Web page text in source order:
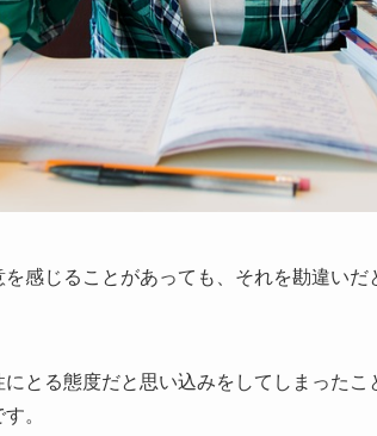
感じることがあっても、それを勘違いだ
とる態度だと思い込みをしてしまった
。